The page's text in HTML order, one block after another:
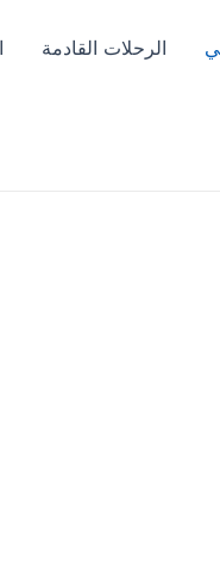
الرحلات القادمة